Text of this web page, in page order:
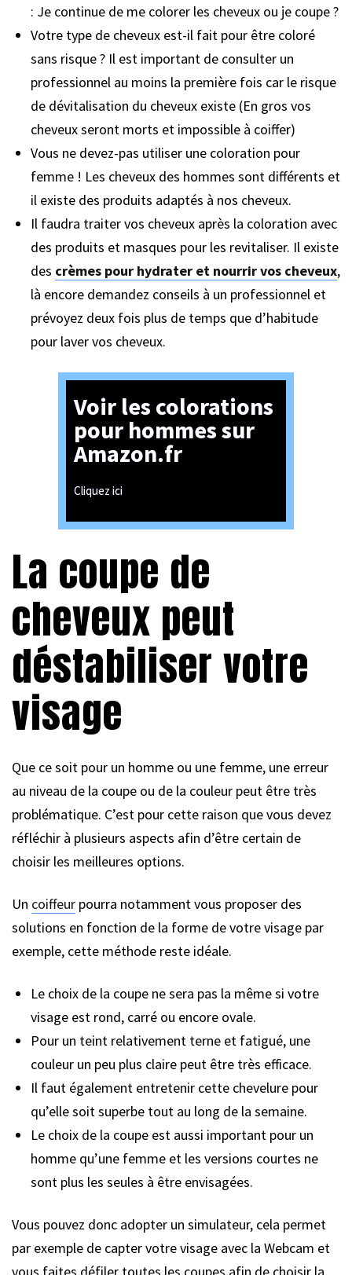
: Je continue de me colorer les cheveux ou je coupe ?
Votre type de cheveux est-il fait pour être coloré
sans risque ? Il est important de consulter un
professionnel au moins la première fois car le risque
de dévitalisation du cheveux existe (En gros vos
cheveux seront morts et impossible à coiffer)
Vous ne devez-pas utiliser une coloration pour
femme ! Les cheveux des hommes sont différents et
il existe des produits adaptés à nos cheveux.
Il faudra traiter vos cheveux après la coloration avec
des produits et masques pour les revitaliser. Il existe
des crèmes pour hydrater et nourrir vos cheveux,
là encore demandez conseils à un professionnel et
prévoyez deux fois plus de temps que d’habitude
pour laver vos cheveux.
Voir les colorations
pour hommes sur
Amazon.fr
Cliquez ici
La coupe de
cheveux peut
déstabiliser votre
visage
Que ce soit pour un homme ou une femme, une erreur
au niveau de la coupe ou de la couleur peut être très
problématique. C’est pour cette raison que vous devez
réfléchir à plusieurs aspects afin d’être certain de
choisir les meilleures options.
Un coiffeur pourra notamment vous proposer des
solutions en fonction de la forme de votre visage par
exemple, cette méthode reste idéale.
Le choix de la coupe ne sera pas la même si votre
visage est rond, carré ou encore ovale.
Pour un teint relativement terne et fatigué, une
couleur un peu plus claire peut être très efficace.
Il faut également entretenir cette chevelure pour
qu’elle soit superbe tout au long de la semaine.
Le choix de la coupe est aussi important pour un
homme qu’une femme et les versions courtes ne
sont plus les seules à être envisagées.
Vous pouvez donc adopter un simulateur, cela permet
par exemple de capter votre visage avec la Webcam et
vous faites défiler toutes les coupes afin de choisir la